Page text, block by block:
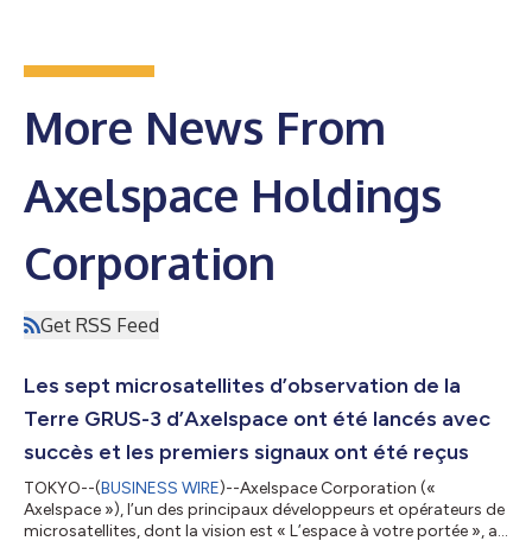
More News From
Axelspace Holdings
Corporation
Get RSS Feed
Les sept microsatellites d’observation de la
Terre GRUS-3 d’Axelspace ont été lancés avec
succès et les premiers signaux ont été reçus
TOKYO--(BUSINESS WIRE)--Axelspace Corporation («
Axelspace »), l’un des principaux développeurs et opérateurs de
microsatellites, dont la vision est « L’espace à votre portée », a